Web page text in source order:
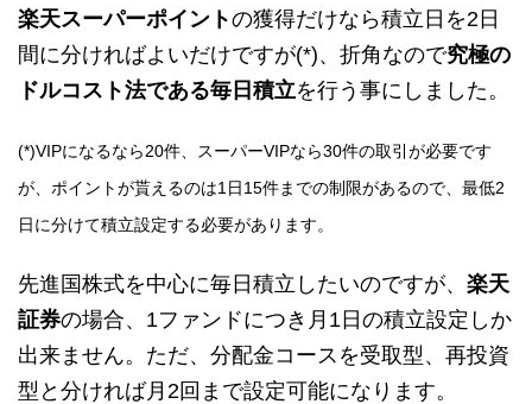
楽天スーパーポイントの獲得だけなら積立日を2日
間に分ければよいだけですが(*)、折角なので究極の
ドルコスト法である毎日積立を行う事にしました。
(*)VIPになるなら20件、スーパーVIPなら30件の取引が必要です
が、ポイントが貰えるのは1日15件までの制限があるので、最低2
日に分けて積立設定する必要があります。
先進国株式を中心に毎日積立したいのですが、 楽天
証券の場合、1ファンドにつき月1日の積立設定しか
出来ません。ただ、分配金コースを受取型、再投資
型と分ければ月2回まで設定可能になります。